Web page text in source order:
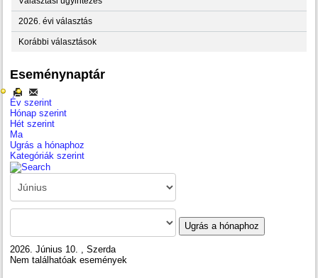
2026. évi választás
Korábbi választások
Eseménynaptár
Év szerint
Hónap szerint
Hét szerint
Ma
Ugrás a hónaphoz
Kategóriák szerint
Ugrás a hónaphoz
2026. Június 10. , Szerda
Nem találhatóak események